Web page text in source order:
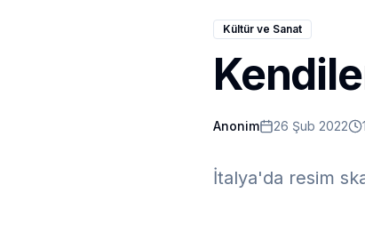
Kültür ve Sanat
Anonim 26 Şub 2022
İtalya'da resim